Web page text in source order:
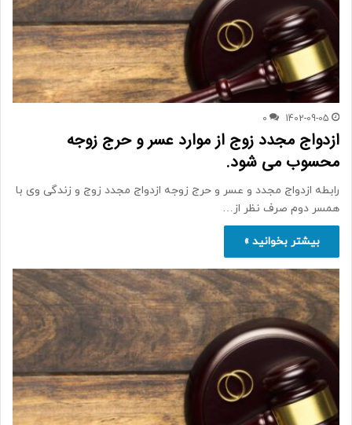
1402-09-05
0
ازدواج مجدد زوج از موارد عسر و حرج زوجه
محسوب می شود.
رابطه ازدواج مجدد و عسر و حرج زوجه ازدواج مجدد زوج و زندگی وی با
همسر دوم صرف نظر از…
بیشتر بخوانید »